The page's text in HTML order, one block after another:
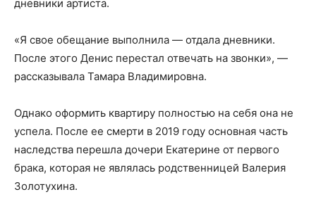
дневники артиста.
«Я свое обещание выполнила — отдала дневники.
После этого Денис перестал отвечать на звонки», —
рассказывала Тамара Владимировна.
Однако оформить квартиру полностью на себя она не
успела. После ее смерти в 2019 году основная часть
наследства перешла дочери Екатерине от первого
брака, которая не являлась родственницей Валерия
Золотухина.